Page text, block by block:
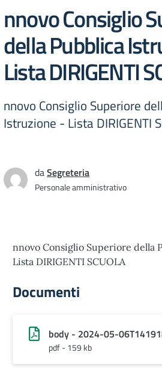
nnovo Consiglio
della Pubblica
Lista DIRIGENTI
nnovo Consiglio Superiore
Istruzione - Lista DIRIGENTI
daSegreteria
Personale amministrativo
nnovo Consiglio Superiore della
Lista DIRIGENTI SCUOLA
Documenti
body - 2024-05-
pdf - 159 kb